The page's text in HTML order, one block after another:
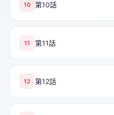
10 第10話
11 第11話
12 第12話